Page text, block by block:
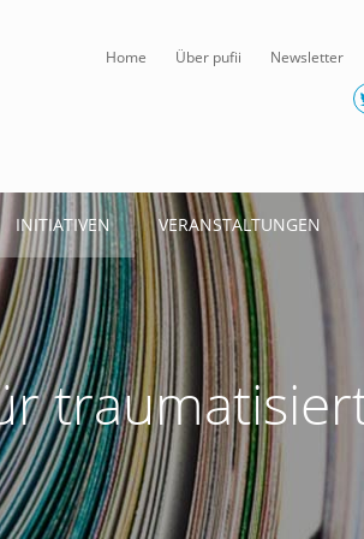
Newsletter
Über pufii
Home
INITIATIVEN VERANSTALTUNGEN